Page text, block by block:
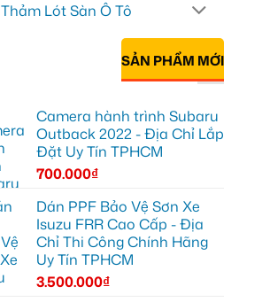
Thảm Lót Sàn Ô Tô
SẢN PHẨM MỚI
Camera hành trình Subaru
Outback 2022 - Địa Chỉ Lắp
Đặt Uy Tín TPHCM
700.000₫
Dán PPF Bảo Vệ Sơn Xe
Isuzu FRR Cao Cấp - Địa
Chỉ Thi Công Chính Hãng
Uy Tín TPHCM
3.500.000₫